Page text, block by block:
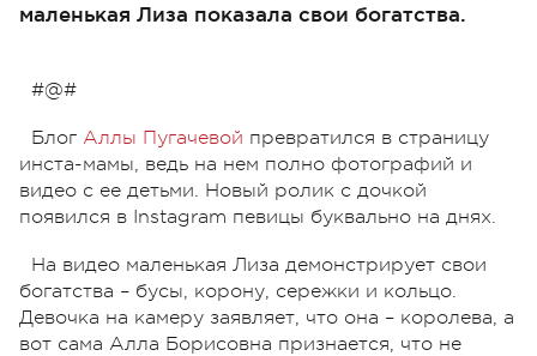
маленькая Лиза показала свои богатства.
#@#
Блог Аллы Пугачевой превратился в страницу
инста-мамы, ведь на нем полно фотографий и
видео с ее детьми. Новый ролик с дочкой
появился в Instagram певицы буквально на днях.
На видео маленькая Лиза демонстрирует свои
богатства – бусы, корону, сережки и кольцо.
Девочка на камеру заявляет, что она – королева, а
вот сама Алла Борисовна признается, что не